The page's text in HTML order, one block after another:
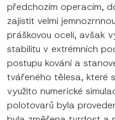
předchozím operacím,
zajistit velmi
práškovou ocelí, avšak
stabilitu v extrémních
postupu kování a
tvářeného tělesa, které
využito numerické
polotovarů byla